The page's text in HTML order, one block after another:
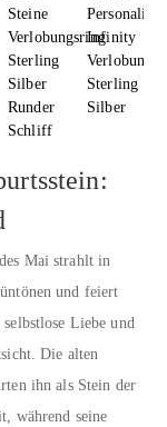
Steine
Verlobungsring
Sterling
Silber
Runder
Schliff
Infinity
Sterling
Silber
Mai strahlt in
und feiert
Liebe und
Die alten
ihn als Stein der
während seine